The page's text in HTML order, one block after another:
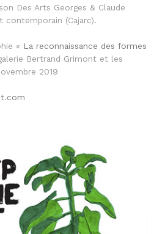
Des Arts Georges & Claude
contemporain (Cajarc).
« La reconnaissance des formes
Bertrand Grimont et les
2019